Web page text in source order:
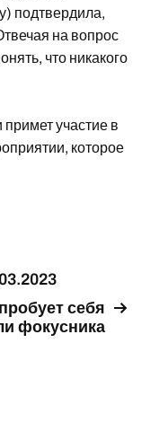
подтвердила,
на вопрос
что никакого
участие в
которое
себя
фокусника